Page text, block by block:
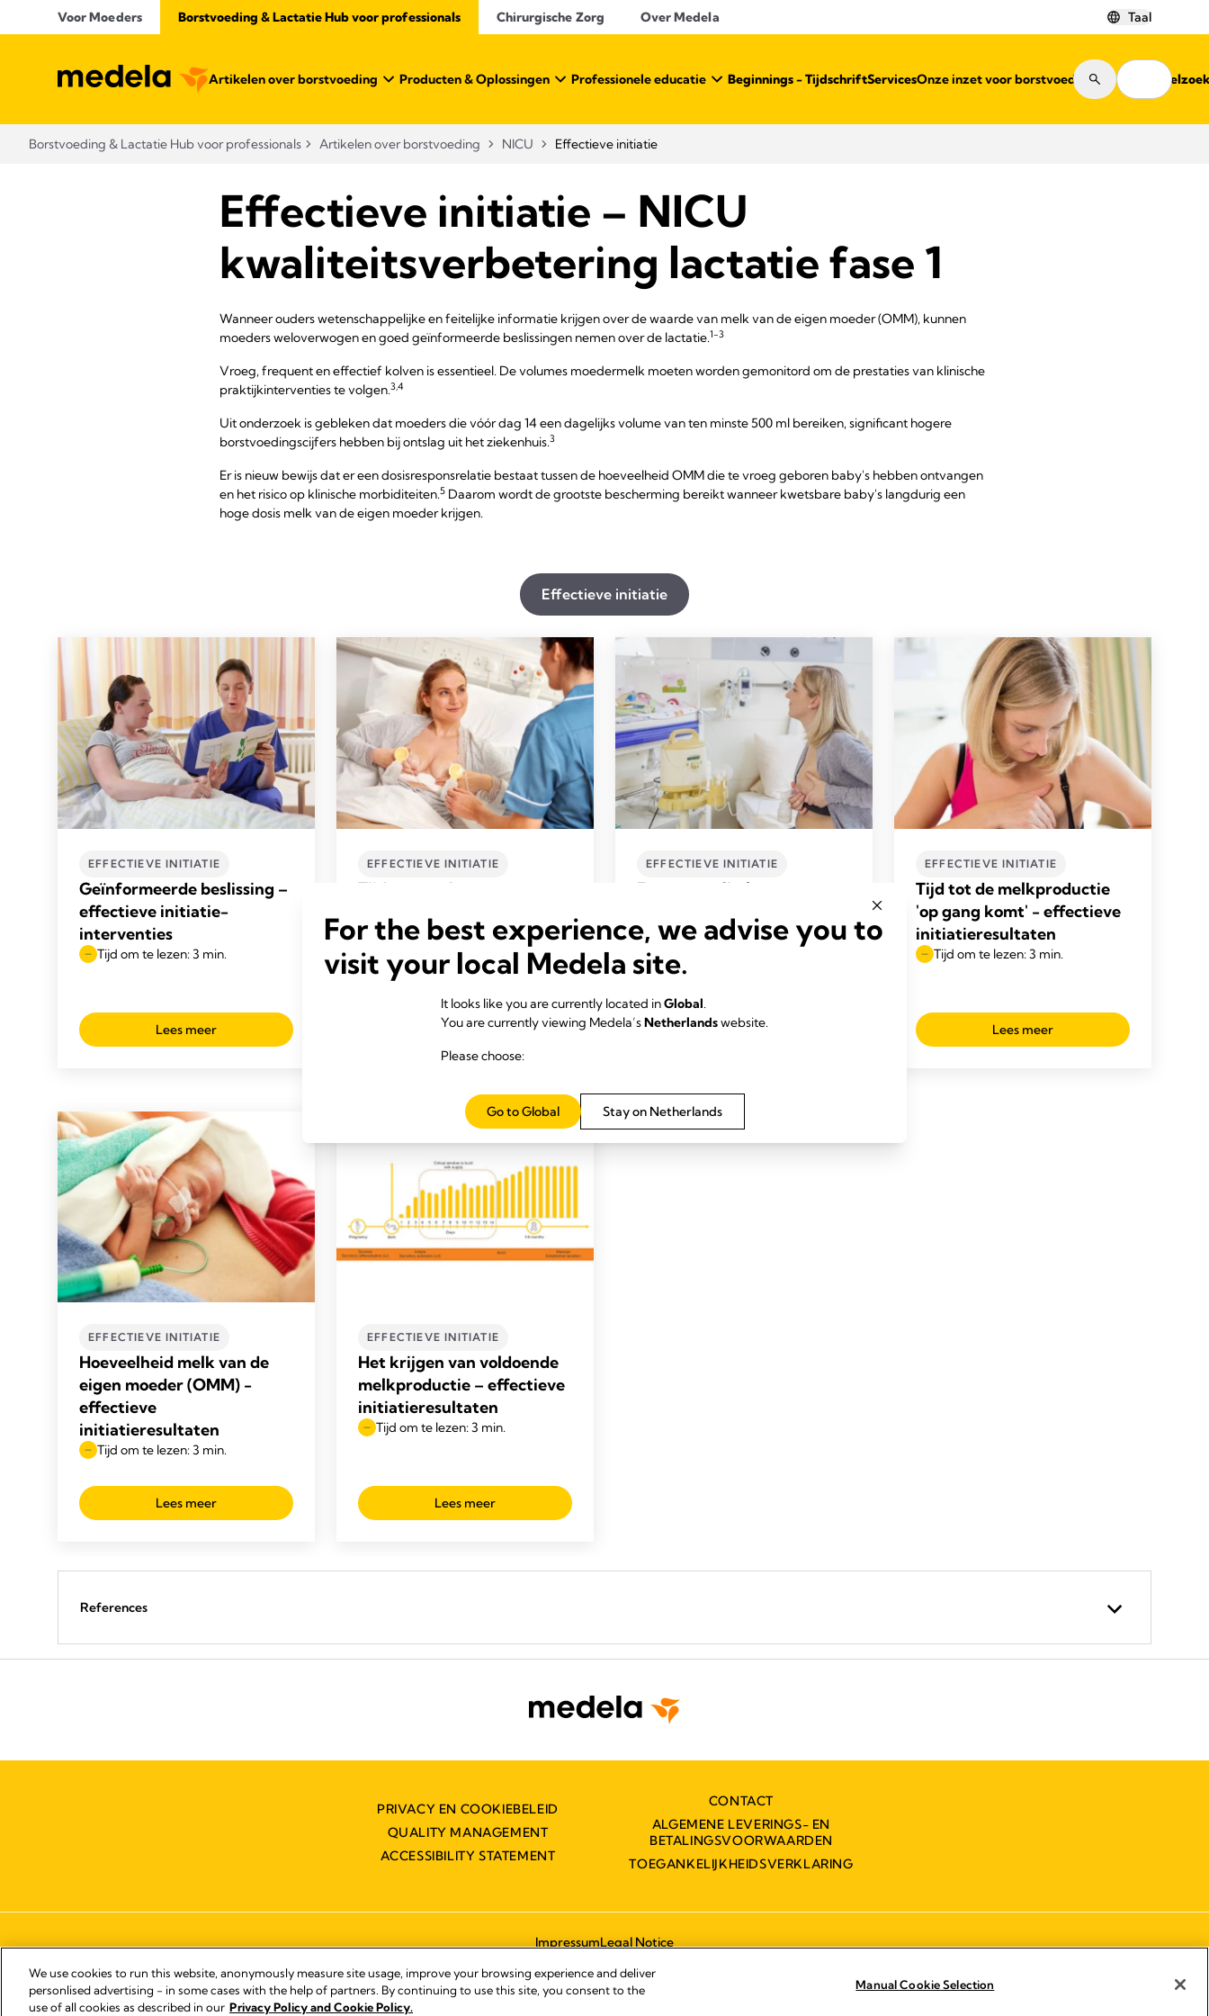
Voor Moeders Borstvoeding & Lactatie Hub voor professionals​ Chirurgische Zorg Over Medela Taal
Artikelen over borstvoeding Producten & Oplossingen Professionele educatie Beginnings - TijdschriftServicesOnze inzet voor borstvoeding
Borstvoeding & Lactatie Hub voor professionals​ Artikelen over borstvoeding NICU Effectieve initiatie
Effectieve initiatie – NICU
kwaliteitsverbetering lactatie fase 1
Wanneer ouders wetenschappelijke en feitelijke informatie krijgen over de waarde van melk van de eigen moeder (OMM), kunnen
moeders weloverwogen en goed geïnformeerde beslissingen nemen over de lactatie.1-3
Vroeg, frequent en effectief kolven is essentieel. De volumes moedermelk moeten worden gemonitord om de prestaties van klinische
praktijkinterventies te volgen.3,4
Uit onderzoek is gebleken dat moeders die vóór dag 14 een dagelijks volume van ten minste 500 ml bereiken, significant hogere
borstvoedingscijfers hebben bij ontslag uit het ziekenhuis.3
Er is nieuw bewijs dat er een dosisresponsrelatie bestaat tussen de hoeveelheid OMM die te vroeg geboren baby's hebben ontvangen
en het risico op klinische morbiditeiten.5 Daarom wordt de grootste bescherming bereikt wanneer kwetsbare baby's langdurig een
hoge dosis melk van de eigen moeder krijgen.
Effectieve initiatie
EFFECTIEVE INITIATIE
Geïnformeerde beslissing –
effectieve initiatie-
interventies
Tijd om te lezen: 3 min.
Lees meer
EFFECTIEVE INITIATIE
Tijd tot aan het eerste
effectieve initiatie-
interventies
Tijd om te lezen: 3 min.
Lees meer
EFFECTIEVE INITIATIE
Frequent afkolven –
interventies
Tijd om te lezen: 3 min.
Lees meer
EFFECTIEVE INITIATIE
Tijd tot de melkproductie
'op gang komt' - effectieve
initiatieresultaten
Tijd om te lezen: 3 min.
Lees meer
EFFECTIEVE INITIATIE
Hoeveelheid melk van de
eigen moeder (OMM) -
effectieve
initiatieresultaten
Tijd om te lezen: 3 min.
Lees meer
EFFECTIEVE INITIATIE
Het krijgen van voldoende
melkproductie – effectieve
initiatieresultaten
Tijd om te lezen: 3 min.
Lees meer
References
PRIVACY EN COOKIEBELEID
QUALITY MANAGEMENT
ACCESSIBILITY STATEMENT
CONTACT
ALGEMENE LEVERINGS- EN
BETALINGSVOORWAARDEN
TOEGANKELIJKHEIDSVERKLARING
ImpressumLegal Notice
For the best experience, we advise you to
visit your local Medela site.
It looks like you are currently located inGlobal.
You are currently viewing Medela’sNetherlandswebsite.
Please choose:
Stay on Netherlands
Go to Global
We use cookies to run this website, anonymously measure site usage, improve your browsing experience and deliver
personlised advertising - in some cases with the help of partners. By continuing to use this site, you consent to the
use of all cookies as described in our Privacy Policy and Cookie Policy.
Manual Cookie Selection